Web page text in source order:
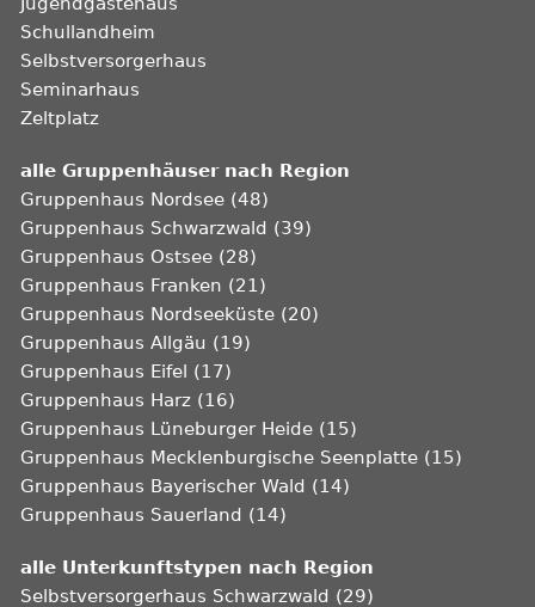
Schullandheim
Selbstversorgerhaus
Seminarhaus
Zeltplatz
alle Gruppenhäuser nach Region
Gruppenhaus Nordsee (48)
Gruppenhaus Schwarzwald (39)
Gruppenhaus Ostsee (28)
Gruppenhaus Franken (21)
Gruppenhaus Nordseeküste (20)
Gruppenhaus Allgäu (19)
Gruppenhaus Eifel (17)
Gruppenhaus Harz (16)
Gruppenhaus Lüneburger Heide (15)
Gruppenhaus Mecklenburgische Seenplatte (15)
Gruppenhaus Bayerischer Wald (14)
Gruppenhaus Sauerland (14)
alle Unterkunftstypen nach Region
Selbstversorgerhaus Schwarzwald (29)